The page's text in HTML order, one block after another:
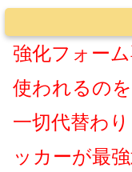
強化フォー
使われるの
一切代替わ
ッカーが最